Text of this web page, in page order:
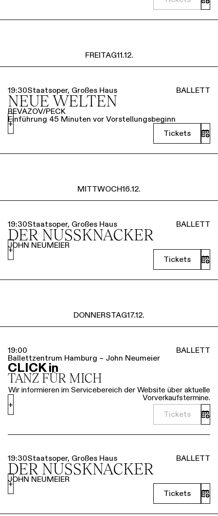
FREITAG11.12.
19:30Staatsoper, Großes Haus BALLETT
NEUE WELTEN
REVAZOV/PECK
Einführung 45 Minuten vor Vorstellungsbeginn
Tickets
+
MITTWOCH16.12.
19:30Staatsoper, Großes Haus BALLETT
DER NUSSKNACKER
JOHN NEUMEIER
Tickets
+
DONNERSTAG17.12.
19:00
Ballettzentrum Hamburg – John Neumeier
BALLETT
CLICK in
TANZ FÜR MICH
Wir informieren im Servicebereich der Website über aktuelle
Vorverkaufstermine.
Tickets
+
19:30Staatsoper, Großes Haus BALLETT
DER NUSSKNACKER
JOHN NEUMEIER
Tickets
+